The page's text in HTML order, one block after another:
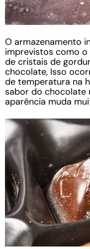
O armazenamento
imprevistos como
de cristais de
chocolate, Isso
de temperatura na
sabor do chocolate
aparência muda